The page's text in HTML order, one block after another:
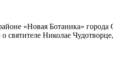
«Новая Ботаника»
Николае